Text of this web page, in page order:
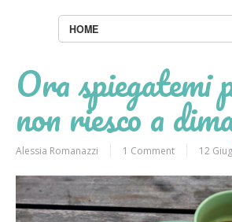
HOME
Ora spiegatemi
non riesco a
Alessia Romanazzi 1 Comment 12